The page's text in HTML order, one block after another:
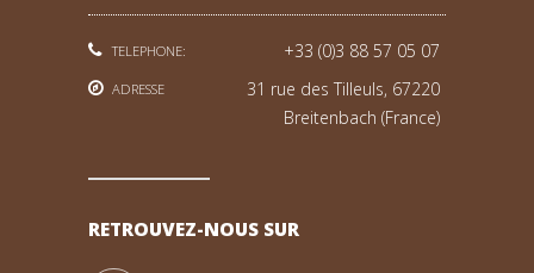
TELEPHONE: +33 (0)3 88 57 05 07
ADRESSE
31 rue des Tilleuls, 67220
Breitenbach (France)
RETROUVEZ-NOUS SUR